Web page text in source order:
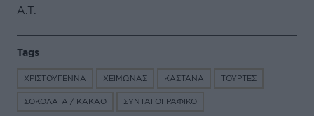
Α.Τ.
Tags
ΧΡΙΣΤΟΥΓΕΝΝΑ ΧΕΙΜΩΝΑΣ ΚΑΣΤΑΝΑ ΤΟΥΡΤΕΣ
ΣΟΚΟΛΑΤΑ / ΚΑΚΑΟ ΣΥΝΤΑΓΟΓΡΑΦΙΚΟ